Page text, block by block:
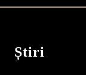
Știri